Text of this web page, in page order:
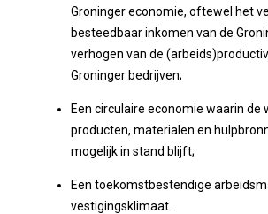
Groninger economie, oftewel het
besteedbaar inkomen van de
verhogen van de
Groninger bedrijven;
Een circulaire economie waarin de
producten, materialen en
mogelijk in stand blijft;
Een toekomstbestendige
vestigingsklimaat.